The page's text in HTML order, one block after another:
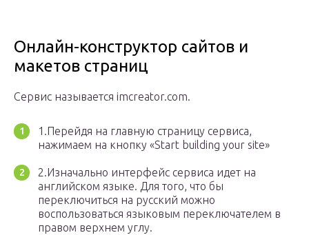
Онлайн-конструктор сайтов и
макетов страниц
Сервис называется imcreator.com.
1.Перейдя на главную страницу сервиса,
нажимаем на кнопку «Start building your site»
2.Изначально интерфейс сервиса идет на
английском языке. Для того, что бы
переключиться на русский можно
воспользоваться языковым переключателем в
правом верхнем углу.